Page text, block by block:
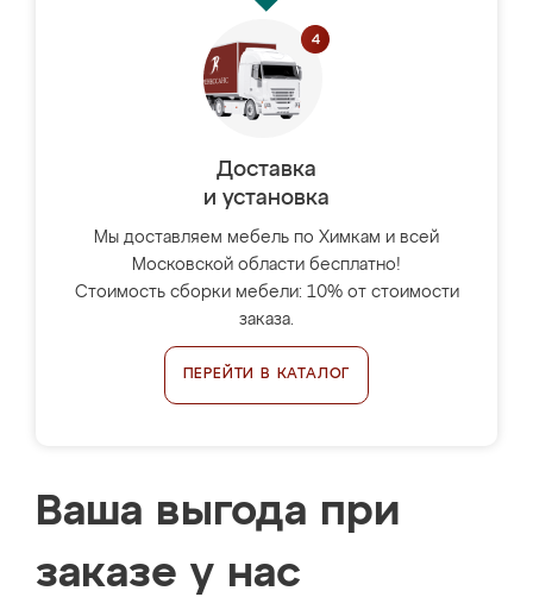
Доставка
и установка
Мы доставляем мебель по Химкам и всей
Московской области бесплатно!
Стоимость сборки мебели: 10% от стоимости
заказа.
ПЕРЕЙТИ В КАТАЛОГ
Ваша выгода при
заказе у нас